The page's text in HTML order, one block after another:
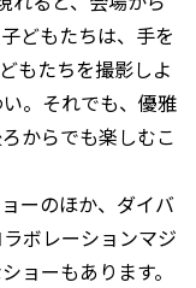
どもたちは、手を
もたちを撮影しよ
。それでも、優雅
からでも楽しむこ
ーのほか、ダイバ
ボレーションマジ
ョーもあります。